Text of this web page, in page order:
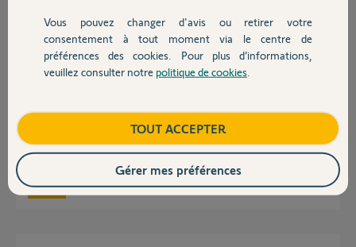
Devis avec un pro
Contact
Réponses
Bonjour Benjamin,
FAQ Somfy Protect : Que faire si ma caméra apparaît fréquemment
Bonne journée,
Vous pouvez changer d'avis ou retirer votre
consentement à tout moment via le centre de
préférences des cookies. Pour plus d’informations,
veuillez consulter notre politique de cookies
TOUT ACCEPTER
Gérer mes préférences